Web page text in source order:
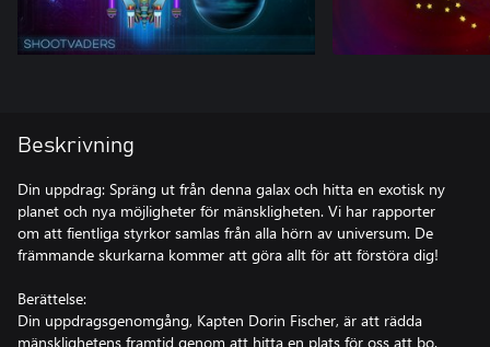
Beskrivning
Din uppdrag: Spräng ut från denna galax och hitta en exotisk ny
planet och nya möjligheter för mänskligheten. Vi har rapporter
om att fientliga styrkor samlas från alla hörn av universum. De
främmande skurkarna kommer att göra allt för att förstöra dig!
Berättelse:
Din uppdragsgenomgång, Kapten Dorin Fischer, är att rädda
mänsklighetens framtid genom att hitta en plats för oss att bo.